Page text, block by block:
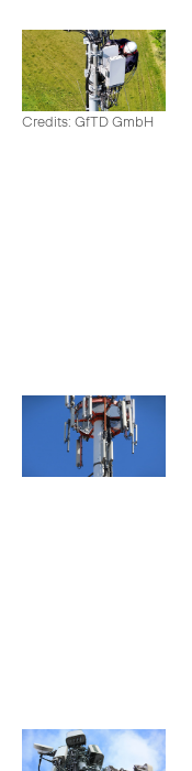
Credits: GfTD GmbH